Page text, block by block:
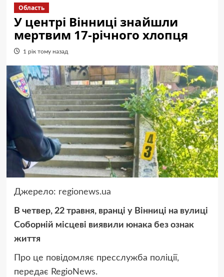
Область
У центрі Вінниці знайшли
мертвим 17-річного хлопця
1 рік тому назад
Джерело: regionews.ua
В четвер, 22 травня, вранці у Вінниці на вулиці
Соборній місцеві виявили юнака без ознак
життя
Про це повідомляє пресслужба поліції,
передає RegioNews.